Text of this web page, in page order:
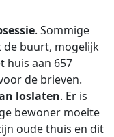
. Sommige
de buurt, mogelijk
huis aan 657
de brieven.
loslaten. Er is
bewoner moeite
oude thuis en dit